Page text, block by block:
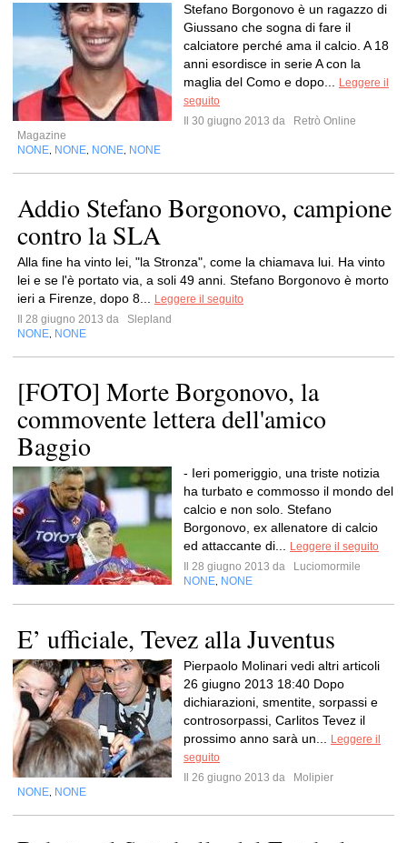
Stefano Borgonovo è un ragazzo di
Giussano che sogna di fare il
calciatore perché ama il calcio. A 18
anni esordisce in serie A con la
maglia del Como e dopo...
Leggere il
seguito
Il 30 giugno 2013 da
Retrò Online
Magazine
NONE NONE NONE NONE
Addio Stefano Borgonovo, campione
contro la SLA
Alla fine ha vinto lei, "la Stronza", come la chiamava lui. Ha vinto
lei e se l'è portato via, a soli 49 anni. Stefano Borgonovo è morto
ieri a Firenze, dopo 8...
Leggere il seguito
Il 28 giugno 2013 da
Slepland
NONE NONE
[FOTO] Morte Borgonovo, la
commovente lettera dell'amico
Baggio
- Ieri pomeriggio, una triste notizia
ha turbato e commosso il mondo del
calcio e non solo. Stefano
Borgonovo, ex allenatore di calcio
ed attaccante di...
Leggere il seguito
Il 28 giugno 2013 da
Luciomormile
NONE NONE
E’ ufficiale, Tevez alla Juventus
Pierpaolo Molinari vedi altri articoli
26 giugno 2013 18:40 Dopo
dichiarazioni, smentite, sorpassi e
controsorpassi, Carlitos Tevez il
prossimo anno sarà un...
Leggere il
seguito
Il 26 giugno 2013 da
Molipier
NONE NONE